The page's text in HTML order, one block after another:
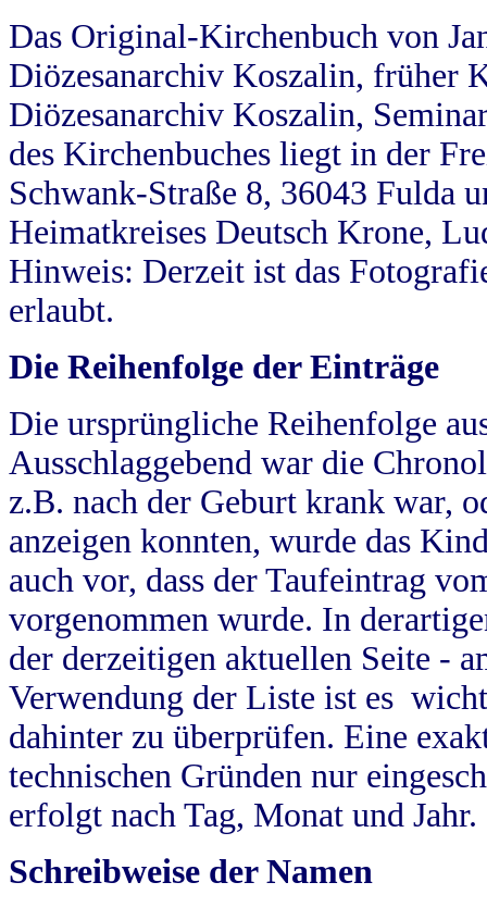
Das Original-Kirchenbuch von
Diözesanarchiv Koszalin, früher
Diözesanarchiv Koszalin,
des Kirchenbuches liegt in der
Schwank-Straße 8, 36043 Fulda
Heimatkreises Deutsch Krone,
Hinweis: Derzeit ist das
erlaubt.
Die Reihenfolge der Einträge
Die ursprüngliche Reihenfolge
Ausschlaggebend war die
z.B. nach der Geburt krank war,
anzeigen konnten, wurde das
auch vor, dass der Taufeintrag
vorgenommen wurde. In
der derzeitigen aktuellen Seite -
Verwendung der Liste ist es
dahinter zu überprüfen. Eine
technischen Gründen nur
erfolgt nach Tag, Monat und Jahr.
Schreibweise der Namen